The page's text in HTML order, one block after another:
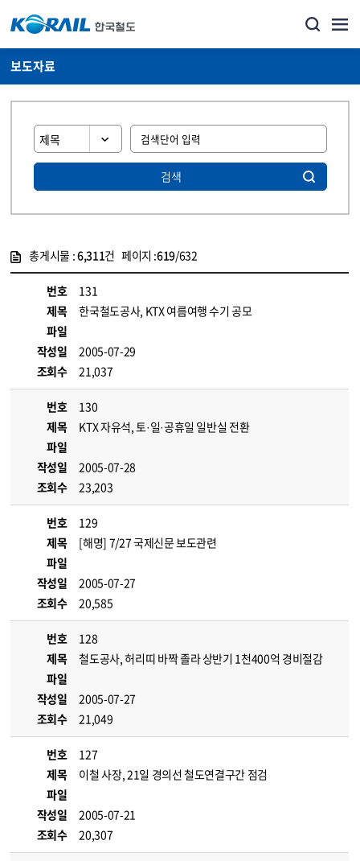
보도자료
검색
총게시물 :6,311건 페이지 :619/632
번호
131
제목
한국철도공사, KTX 여름여행 수기 공모
파일
작성일
2005-07-29
조회수
21,037
번호
130
제목
KTX 자유석, 토·일·공휴일 일반실 전환
파일
작성일
2005-07-28
조회수
23,203
번호
129
제목
[해명] 7/27 국제신문 보도관련
파일
작성일
2005-07-27
조회수
20,585
번호
128
제목
철도공사, 허리띠 바짝 졸라 상반기 1천400억 경비절감
파일
작성일
2005-07-27
조회수
21,049
번호
127
제목
이철 사장, 21일 경의선 철도연결구간 점검
파일
작성일
2005-07-21
조회수
20,307